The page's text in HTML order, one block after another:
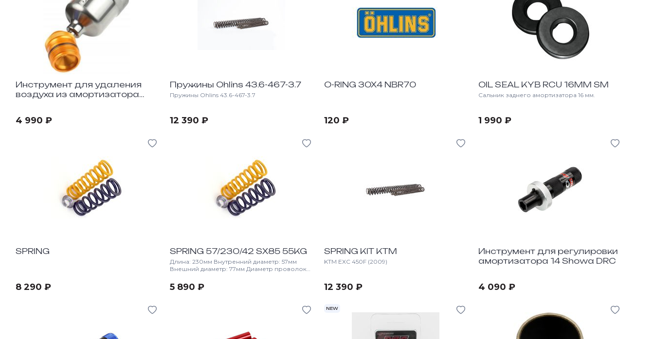
Инструмент для удаления
воздуха из амортизатора
4 990 ₽
Пружины Ohlins 43.6-467-3.7
Пружины Ohlins 43.6-467-3.7
12 390 ₽
O-RING 30X4 NBR70
120 ₽
OIL SEAL KYB RCU 16MM SM
Сальник заднего амортизатора 16 мм.
1 990 ₽
SPRING
8 290 ₽
SPRING 57/230/42 SX85 55KG
Длина: 230мм Внутренний диаметр: 57мм
Внешний диаметр: 77мм Диаметр проволоки:
5 890 ₽
SPRING KIT KTM
KTM EXC 450F (2009)
12 390 ₽
Инструмент для регулировки
амортизатора 14 Showa DRC
4 090 ₽
NEW